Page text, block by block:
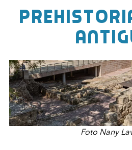
Foto Nany